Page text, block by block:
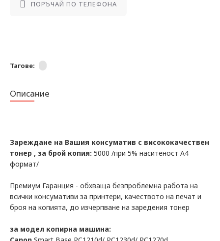
ПОРЪЧАЙ ПО ТЕЛЕФОНА
Тагове:
Описание
Зареждане на Вашия консуматив с висококачествен
тонер , за брой копия: 5000 /при 5% наситеност А4
формат/
Премиум Гаранция - обхваща безпроблемна работа на
всички консумативи за принтери, качеството на печат и
броя на копията, до изчерпване на заредения тонер
за модел копирна машина: